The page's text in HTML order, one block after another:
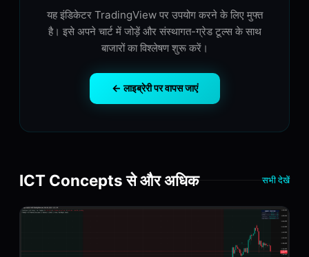
यह इंडिकेटर TradingView पर उपयोग करने के लिए मुफ्त
है। इसे अपने चार्ट में जोड़ें और संस्थागत-ग्रेड टूल्स के साथ
बाजारों का विश्लेषण शुरू करें।
← लाइब्रेरी पर वापस जाएं
ICT Concepts से और अधिक सभी देखें